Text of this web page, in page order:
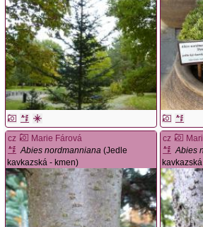
cz
Marie Fárová
Abies nordmanniana (Jedle
kavkazská - kmen)
cz
Abies